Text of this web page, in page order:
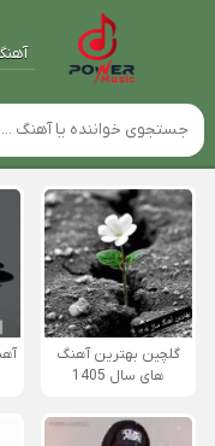
گلچین بهترین آهنگ
های سال 1405